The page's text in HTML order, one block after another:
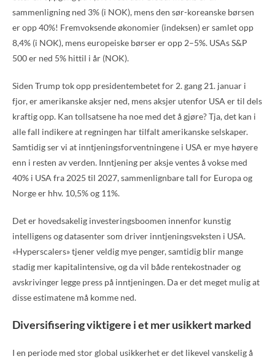
sammenligning ned 3% (i NOK), mens den sør-koreanske børsen
er opp 40%! Fremvoksende økonomier (indeksen) er samlet opp
8,4% (i NOK), mens europeiske børser er opp 2–5%. USAs S&P
500 er ned 5% hittil i år (NOK).
Siden Trump tok opp presidentembetet for 2. gang 21. januar i
fjor, er amerikanske aksjer ned, mens aksjer utenfor USA er til dels
kraftig opp. Kan tollsatsene ha noe med det å gjøre? Tja, det kan i
alle fall indikere at regningen har tilfalt amerikanske selskaper.
Samtidig ser vi at inntjeningsforventningene i USA er mye høyere
enn i resten av verden. Inntjening per aksje ventes å vokse med
40% i USA fra 2025 til 2027, sammenlignbare tall for Europa og
Norge er hhv. 10,5% og 11%.
Det er hovedsakelig investeringsboomen innenfor kunstig
intelligens og datasenter som driver inntjeningsveksten i USA.
«Hyperscalers» tjener veldig mye penger, samtidig blir mange
stadig mer kapitalintensive, og da vil både rentekostnader og
avskrivinger legge press på inntjeningen. Da er det meget mulig at
disse estimatene må komme ned.
Diversifisering viktigere i et mer usikkert marked
I en periode med stor global usikkerhet er det likevel vanskelig å